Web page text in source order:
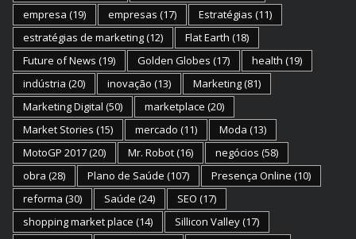
empresa (19) empresas (17) Estratégias (11)
estratégias de marketing(12) Flat Earth (18)
Future of News (19) Golden Globes (17) health (19)
indústria (20) inovação (13) Marketing(81)
Marketing Digital (50) marketplace (20)
Market Stories (15) mercado (11) Moda (13)
MotoGP 2017(20) Mr. Robot(16) negócios (58)
obra (28) Plano de Saúde (107) Presença Online (10)
reforma (30) Saúde (24) SEO (17)
shopping market place (14) Sillicon Valley(17)